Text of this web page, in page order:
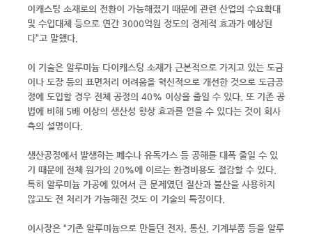
이캐스팅 소재로의 전환이 가능해졌기 때문에 관련 산업의 수요확대
및 수입대체 등으로 연간 3000억원 정도의 경제적 효과가 예상된
다”고 말했다.
이 기술은 알루미늄 다이캐스팅 소재가 근본적으로 가지고 있는 도금
이나 도장 등의 표면처리 어려움을 혁신적으로 개선한 것으로 도금공
정에 도입할 경우 전체 공정의 40% 이상을 줄일 수 있다. 또 기존 공
법에 비해 5배 이상의 생산성 향상 효과를 얻을 수 있다는 것이 회사
측의 설명이다.
생산공정에서 발생하는 폐수나 유독가스 등 공해를 대폭 줄일 수 있
기 때문에 전체 원가의 20%에 이르는 환경비용도 절감할 수 있다.
특히 알루미늄 가공에 있어서 큰 문제였던 질산과 불산을 사용하지
않고도 전 처리가 가능해진 것도 이 기술의 특징이다.
이사장은 “기존 알루미늄으로 만들던 전자, 통신, 기계부품 등을 알루